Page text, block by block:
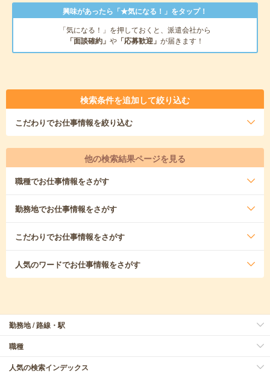
興味があったら「★気になる！」をタップ！
「気になる！」を押しておくと、派遣会社から
「面談確約」 や 「応募歓迎」 が届きます！
検索条件を追加して絞り込む
こだわりでお仕事情報を絞り込む
他の検索結果ページを見る
職種でお仕事情報をさがす
勤務地でお仕事情報をさがす
こだわりでお仕事情報をさがす
人気のワードでお仕事情報をさがす
勤務地 / 路線・駅
職種
人気の検索インデックス